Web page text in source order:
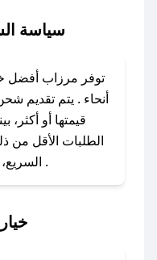
باستخدام تطبيق
تواصل معنا عبر
سياسة
توفر مرزاب أفضل
أنحاء . يتم تقديم
قيمتها أو
الطلبات الأقل من
السريع، يرجى تقديم طلبك قبل الساعة .